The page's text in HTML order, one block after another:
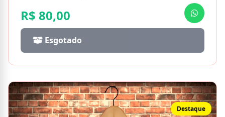
R$ 80,00
Esgotado
Destaque